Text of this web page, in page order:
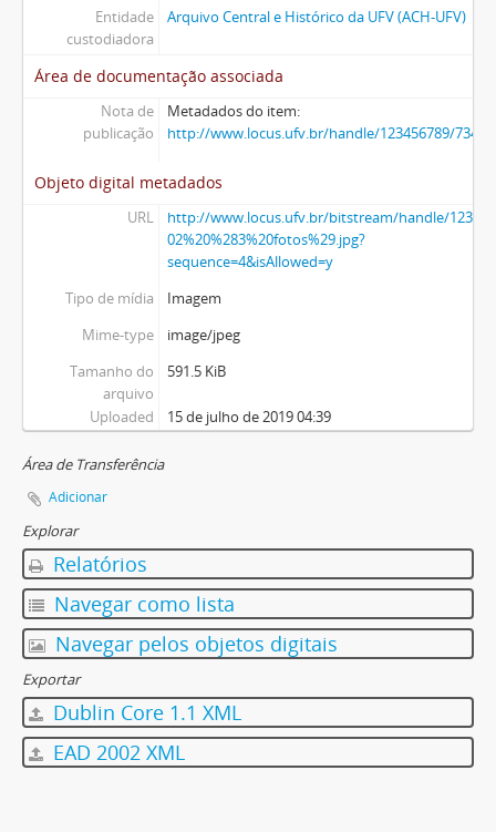
Entidade
custodiadora
Arquivo Central e Histórico da UFV (ACH-UFV)
Área de documentação associada
Nota de
publicação
Metadados do item:
http://www.locus.ufv.br/handle/123456789/7346
Objeto digital metadados
URL
http://www.locus.ufv.br/bitstream/handle/
02%20%283%20fotos%29.jpg?
sequence=4&isAllowed=y
Tipo de mídia
Imagem
Mime-type
image/jpeg
Tamanho do
arquivo
591.5 KiB
Uploaded 15 de julho de 2019 04:39
Área de Transferência
Adicionar
Explorar
Relatórios
Navegar como lista
Navegar pelos objetos digitais
Exportar
Dublin Core 1.1 XML
EAD 2002 XML